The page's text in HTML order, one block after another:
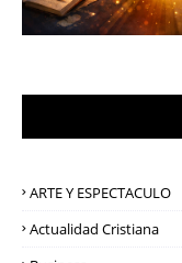
ARTE Y ESPECTACULO
Actualidad Cristiana